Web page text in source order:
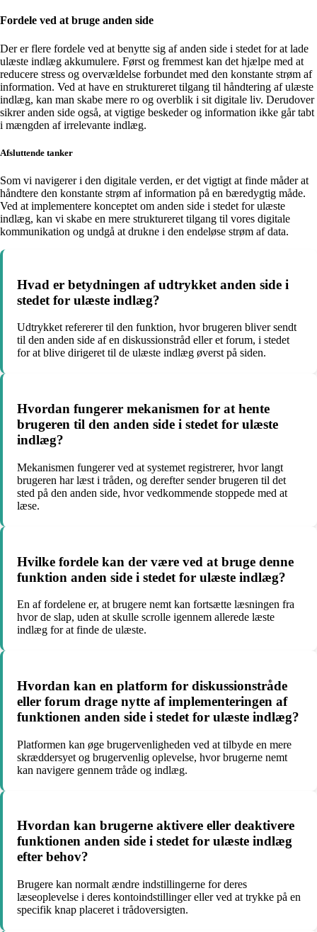
Fordele ved at bruge anden side
Der er flere fordele ved at benytte sig af anden side i stedet for at lade
ulæste indlæg akkumulere. Først og fremmest kan det hjælpe med at
reducere stress og overvældelse forbundet med den konstante strøm af
information. Ved at have en struktureret tilgang til håndtering af ulæste
indlæg, kan man skabe mere ro og overblik i sit digitale liv. Derudover
sikrer anden side også, at vigtige beskeder og information ikke går tabt
i mængden af irrelevante indlæg.
Afsluttende tanker
Som vi navigerer i den digitale verden, er det vigtigt at finde måder at
håndtere den konstante strøm af information på en bæredygtig måde.
Ved at implementere konceptet om anden side i stedet for ulæste
indlæg, kan vi skabe en mere struktureret tilgang til vores digitale
kommunikation og undgå at drukne i den endeløse strøm af data.
Hvad er betydningen af udtrykket anden side i
stedet for ulæste indlæg?
Udtrykket refererer til den funktion, hvor brugeren bliver sendt
til den anden side af en diskussionstråd eller et forum, i stedet
for at blive dirigeret til de ulæste indlæg øverst på siden.
Hvordan fungerer mekanismen for at hente
brugeren til den anden side i stedet for ulæste
indlæg?
Mekanismen fungerer ved at systemet registrerer, hvor langt
brugeren har læst i tråden, og derefter sender brugeren til det
sted på den anden side, hvor vedkommende stoppede med at
læse.
Hvilke fordele kan der være ved at bruge denne
funktion anden side i stedet for ulæste indlæg?
En af fordelene er, at brugere nemt kan fortsætte læsningen fra
hvor de slap, uden at skulle scrolle igennem allerede læste
indlæg for at finde de ulæste.
Hvordan kan en platform for diskussionstråde
eller forum drage nytte af implementeringen af
funktionen anden side i stedet for ulæste indlæg?
Platformen kan øge brugervenligheden ved at tilbyde en mere
skræddersyet og brugervenlig oplevelse, hvor brugerne nemt
kan navigere gennem tråde og indlæg.
Hvordan kan brugerne aktivere eller deaktivere
funktionen anden side i stedet for ulæste indlæg
efter behov?
Brugere kan normalt ændre indstillingerne for deres
læseoplevelse i deres kontoindstillinger eller ved at trykke på en
specifik knap placeret i trådoversigten.